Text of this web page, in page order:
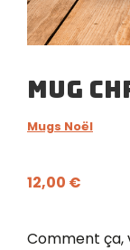
Mug
Mugs Noël
12,00 €
Comment ça,